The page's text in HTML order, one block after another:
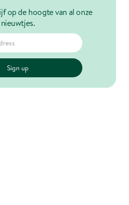
op de hoogte van al onze
nieuwtjes.